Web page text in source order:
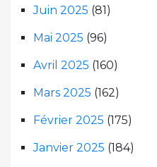
Juin 2025 (81)
Mai 2025 (96)
Avril 2025 (160)
Mars 2025 (162)
Février 2025 (175)
Janvier 2025 (184)